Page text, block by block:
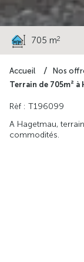
Accueil Nos
Terrain de 705m² à
705 m2
Rèf : T196099
A Hagetmau,
commodités.